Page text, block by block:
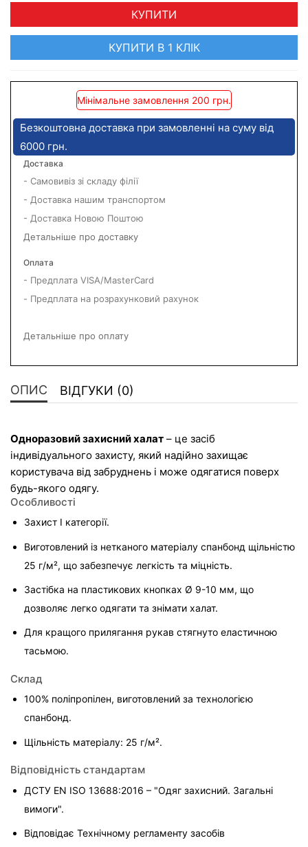
КУПИТИ
КУПИТИ В 1 КЛІК
Мінімальне замовлення 200 грн.
Безкоштовна доставка при замовленні на суму від
6000 грн.
Доставка
- Самовивіз зі складу філії
- Доставка нашим транспортом
- Доставка Новою Поштою
Детальніше про доставку
Оплата
- Предплата VISA/MasterCard
- Предплата на розрахунковий рахунок
Детальніше про оплату
ОПИС ВІДГУКИ (0)
Одноразовий захисний халат – це засіб
індивідуального захисту, який надійно захищає
користувача від забруднень і може одягатися поверх
будь-якого одягу.
Особливості
Захист І категорії.
Виготовлений із нетканого матеріалу спанбонд щільністю
25 г/м², що забезпечує легкість та міцність.
Застібка на пластикових кнопках Ø 9-10 мм, що
дозволяє легко одягати та знімати халат.
Для кращого прилягання рукав стягнуто еластичною
тасьмою.
Склад
100% поліпропілен, виготовлений за технологією
спанбонд.
Щільність матеріалу: 25 г/м².
Відповідність стандартам
ДСТУ EN ISO 13688:2016 – "Одяг захисний. Загальні
вимоги".
Відповідає Технічному регламенту засобів